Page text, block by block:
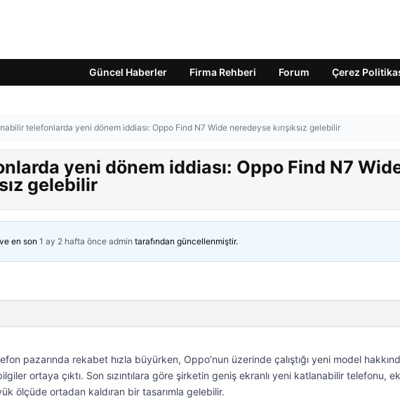
Güncel Haberler Firma Rehberi Forum Çerez
telefonlarda yeni dönem iddiası: Oppo Find N7 Wide neredeyse kırışıksız gelebilir
yeni dönem iddiası: Oppo Find N7
gelebilir
en son 1 ay 2 hafta önce admin tarafından güncellenmiştir.
pazarında rekabet hızla büyürken, Oppo’nun üzerinde çalıştığı yeni model
ortaya çıktı. Son sızıntılara göre şirketin geniş ekranlı yeni katlanabilir telefonu,
ölçüde ortadan kaldıran bir tasarımla gelebilir.